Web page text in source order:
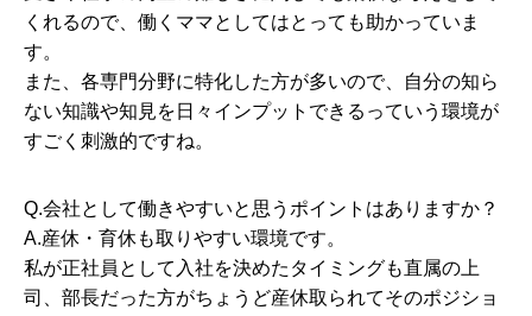
くれるので、働くママとしてはとっても助かっていま
す。
また、各専門分野に特化した方が多いので、自分の知ら
ない知識や知見を日々インプットできるっていう環境が
すごく刺激的ですね。
Q.会社として働きやすいと思うポイントはありますか？
A.産休・育休も取りやすい環境です。
私が正社員として入社を決めたタイミングも直属の上
司、部長だった方がちょうど産休取られてそのポジショ